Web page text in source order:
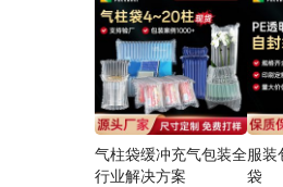
气柱袋缓冲充气包装全
行业解决方案
服装
袋